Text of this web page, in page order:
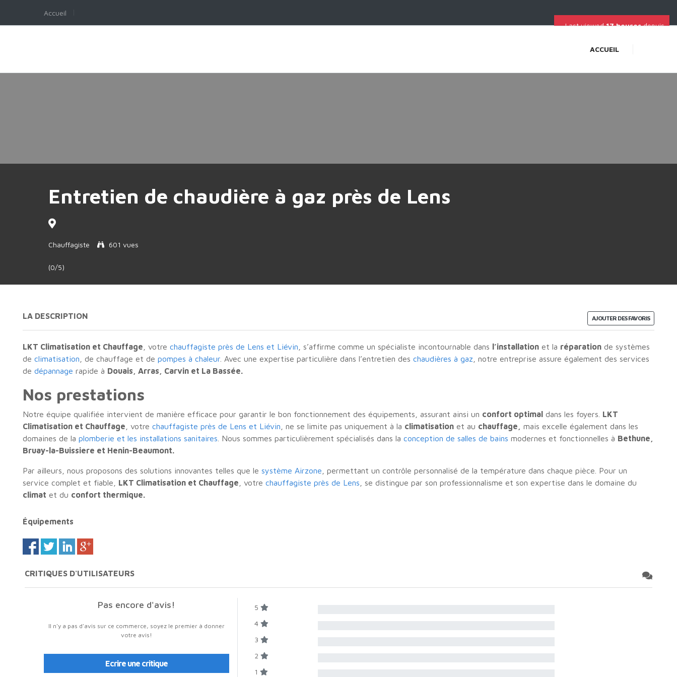
Accueil
ACCUEIL
Last viewed17 heuresdepuis
Entretien de chaudière à gaz près de Lens
Chauffagiste 601 vues
(0/5)
AJOUTER DES FAVORIS
LA DESCRIPTION
LKT Climatisation et Chauffage , votre chauffagiste près de Lens et Liévin , s’affirme comme un spécialiste incontournable dans l’installation et la réparation de systèmes
de climatisation , de chauffage et de pompes à chaleur . Avec une expertise particulière dans l’entretien des chaudières à gaz , notre entreprise assure également des services
de dépannage rapide à Douais, Arras, Carvin et La Bassée.
Nos prestations
Notre équipe qualifiée intervient de manière efficace pour garantir le bon fonctionnement des équipements, assurant ainsi un confort optimal dans les foyers. LKT
Climatisation et Chauffage , votre chauffagiste près de Lens et Liévin , ne se limite pas uniquement à la climatisation et au chauffage,
mais excelle également dans les
domaines de la plomberie et les installations sanitaires . Nous sommes particulièrement spécialisés dans la conception de salles de bains modernes et fonctionnelles à Bethune,
Bruay-la-Buissiere et Henin-Beaumont.
Par ailleurs, nous proposons des solutions innovantes telles que le système Airzone , permettant un contrôle personnalisé de la température dans chaque pièce. Pour un
service complet et fiable, LKT Climatisation et Chauffage , votre chauffagiste près de Lens , se distingue par son professionnalisme et son expertise dans le domaine du
climat et du confort thermique.
Équipements
CRITIQUES D'UTILISATEURS
Pas encore d'avis!
Il n'y a pas d'avis sur ce commerce, soyez le premier à donner
votre avis!
Ecrire une critique
5
4
3
2
1